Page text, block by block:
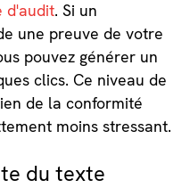
d'audit. Si un
une preuve de votre
pouvez générer un
clics. Ce niveau de
de la conformité
moins stressant.
du texte